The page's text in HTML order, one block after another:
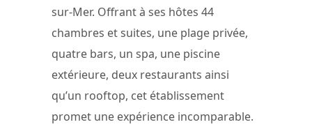
sur-Mer. Offrant à ses hôtes 44
chambres et suites, une plage privée,
quatre bars, un spa, une piscine
extérieure, deux restaurants ainsi
qu’un rooftop, cet établissement
promet une expérience incomparable.